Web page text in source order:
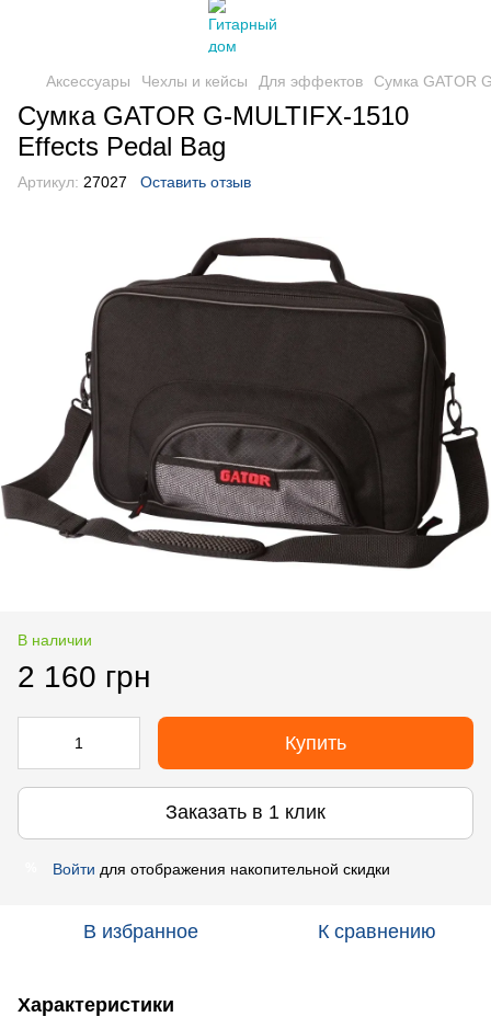
Аксессуары Чехлы и кейсы Для эффектов Сумка GATOR
Сумка GATOR G-MULTIFX-1510
Effects Pedal Bag
Артикул: 27027 Оставить отзыв
В наличии
2 160 грн
Купить
Заказать в 1 клик
Войти для отображения накопительной скидки
В избранное К сравнению
Характеристики